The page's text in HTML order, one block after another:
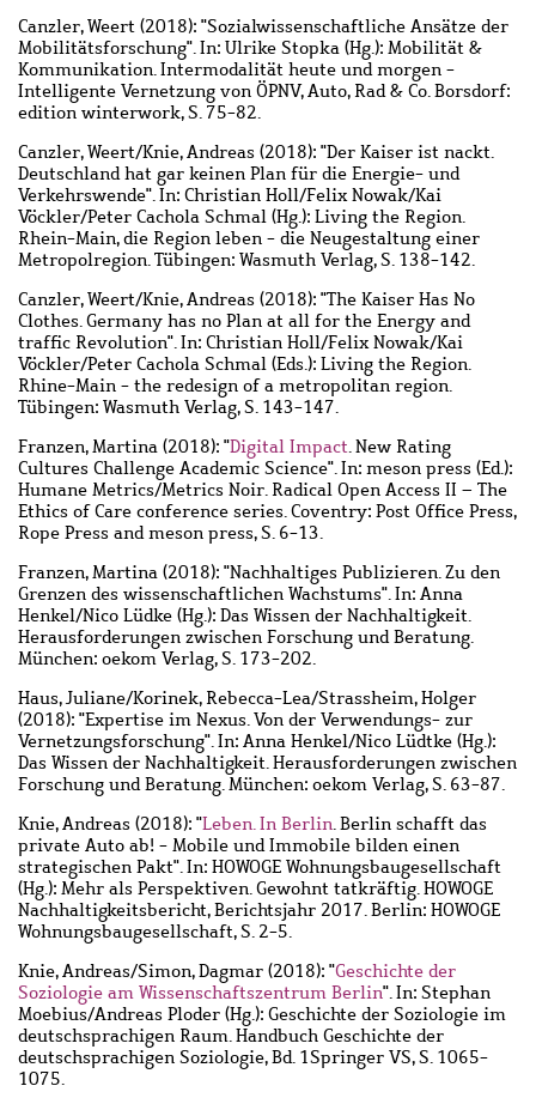
Canzler, Weert (2018): "Sozialwissenschaftliche Ansätze der
Mobilitätsforschung". In: Ulrike Stopka (Hg.): Mobilität &
Kommunikation. Intermodalität heute und morgen -
Intelligente Vernetzung von ÖPNV, Auto, Rad & Co. Borsdorf:
edition winterwork, S. 75-82.
Canzler, Weert/Knie, Andreas (2018): "Der Kaiser ist nackt.
Deutschland hat gar keinen Plan für die Energie- und
Verkehrswende". In: Christian Holl/Felix Nowak/Kai
Vöckler/Peter Cachola Schmal (Hg.): Living the Region.
Rhein-Main, die Region leben - die Neugestaltung einer
Metropolregion. Tübingen: Wasmuth Verlag, S. 138-142.
Canzler, Weert/Knie, Andreas (2018): "The Kaiser Has No
Clothes. Germany has no Plan at all for the Energy and
traffic Revolution". In: Christian Holl/Felix Nowak/Kai
Vöckler/Peter Cachola Schmal (Eds.): Living the Region.
Rhine-Main - the redesign of a metropolitan region.
Tübingen: Wasmuth Verlag, S. 143-147.
Franzen, Martina (2018): "Digital Impact. New Rating
Cultures Challenge Academic Science". In: meson press (Ed.):
Humane Metrics/Metrics Noir. Radical Open Access II – The
Ethics of Care conference series. Coventry: Post Office Press,
Rope Press and meson press, S. 6-13.
Franzen, Martina (2018): "Nachhaltiges Publizieren. Zu den
Grenzen des wissenschaftlichen Wachstums". In: Anna
Henkel/Nico Lüdke (Hg.): Das Wissen der Nachhaltigkeit.
Herausforderungen zwischen Forschung und Beratung.
München: oekom Verlag, S. 173-202.
Haus, Juliane/Korinek, Rebecca-Lea/Strassheim, Holger
(2018): "Expertise im Nexus. Von der Verwendungs- zur
Vernetzungsforschung". In: Anna Henkel/Nico Lüdtke (Hg.):
Das Wissen der Nachhaltigkeit. Herausforderungen zwischen
Forschung und Beratung. München: oekom Verlag, S. 63-87.
Knie, Andreas (2018): "Leben. In Berlin. Berlin schafft das
private Auto ab! - Mobile und Immobile bilden einen
strategischen Pakt". In: HOWOGE Wohnungsbaugesellschaft
(Hg.): Mehr als Perspektiven. Gewohnt tatkräftig. HOWOGE
Nachhaltigkeitsbericht, Berichtsjahr 2017. Berlin: HOWOGE
Wohnungsbaugesellschaft, S. 2-5.
Knie, Andreas/Simon, Dagmar (2018): "Geschichte der
Soziologie am Wissenschaftszentrum Berlin". In: Stephan
Moebius/Andreas Ploder (Hg.): Geschichte der Soziologie im
deutschsprachigen Raum. Handbuch Geschichte der
deutschsprachigen Soziologie, Bd. 1Springer VS, S. 1065-
1075.